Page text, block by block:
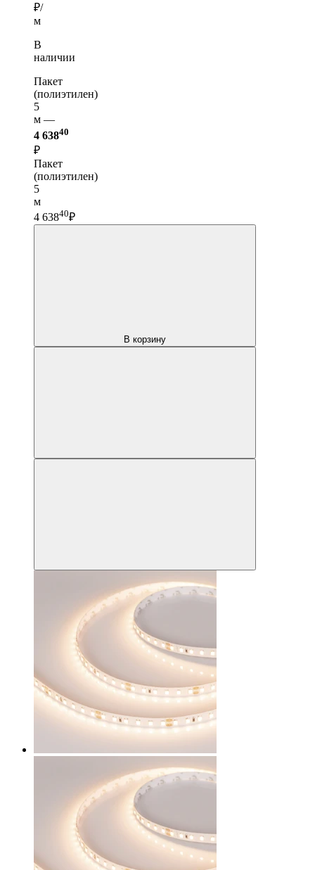
₽/
м
В
наличии
Пакет
(полиэтилен)
5
м —
4 63840
₽
Пакет
(полиэтилен)
5
м
4 63840₽
В корзину